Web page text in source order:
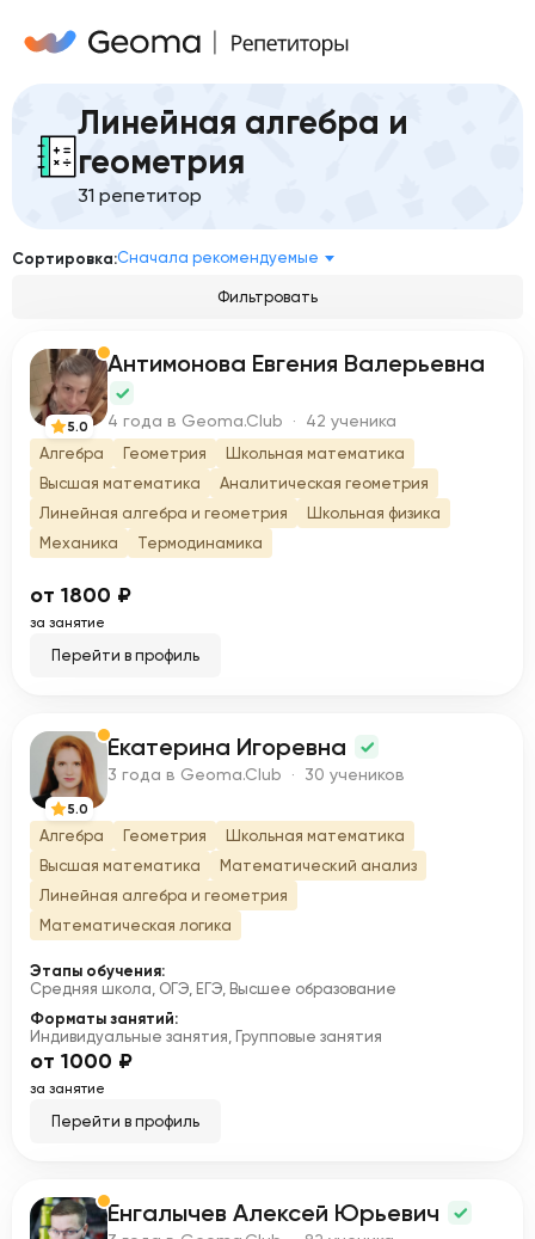
Линейная алгебра и
геометрия
31 репетитор
Сортировка:Сначала рекомендуемые
Фильтровать
А
5.0
Антимонова Евгения Валерьевна
4 года в Geoma.Club · 42 ученика
Алгебра Геометрия
Школьная математика
Высшая математика
Аналитическая геометрия
Линейная алгебра и геометрия
Школьная физика
Механика
Термодинамика
от 1800 ₽
за занятие
Перейти в профиль
Е
5.0
Екатерина Игоревна
3 года в Geoma.Club · 30 учеников
Алгебра Геометрия
Школьная математика
Высшая математика
Математический анализ
Линейная алгебра и геометрия
Математическая логика
Этапы обучения:
Средняя школа, ОГЭ, ЕГЭ, Высшее образование
Форматы занятий:
Индивидуальные занятия, Групповые занятия
от 1000 ₽
за занятие
Перейти в профиль
Енгалычев Алексей Юрьевич